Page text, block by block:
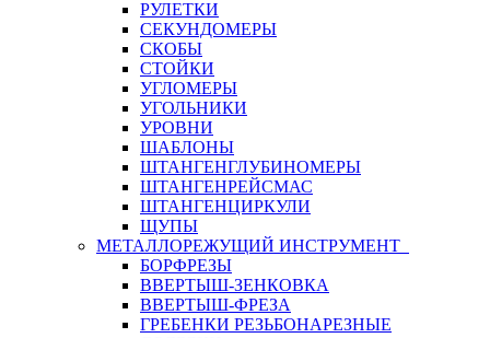
РУЛЕТКИ
СЕКУНДОМЕРЫ
СКОБЫ
СТОЙКИ
УГЛОМЕРЫ
УГОЛЬНИКИ
УРОВНИ
ШАБЛОНЫ
ШТАНГЕНГЛУБИНОМЕРЫ
ШТАНГЕНРЕЙСМАС
ШТАНГЕНЦИРКУЛИ
ЩУПЫ
МЕТАЛЛОРЕЖУЩИЙ ИНСТРУМЕНТ
БОРФРЕЗЫ
ВВЕРТЫШ-ЗЕНКОВКА
ВВЕРТЫШ-ФРЕЗА
ГРЕБЕНКИ РЕЗЬБОНАРЕЗНЫЕ